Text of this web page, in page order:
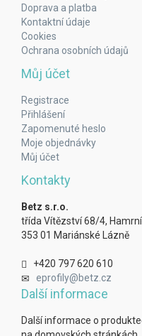
Doprava a platba
Kontaktní údaje
Cookies
Ochrana osobních údajů
Můj účet
Registrace
Přihlášení
Zapomenuté heslo
Moje objednávky
Můj účet
Kontakty
Betz s.r.o.
třída Vítězství 68/4,
353 01 Mariánské Lázně
+420 797 620 610
eprofily@betz.cz
Další informace
Další informace o